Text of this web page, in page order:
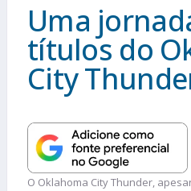
Uma
títulos do
City
O Oklahoma City Thunder,